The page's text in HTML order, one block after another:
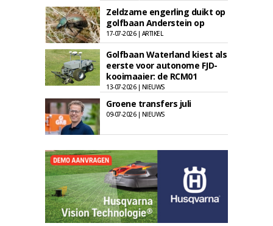
Zeldzame engerling duikt op
golfbaan Anderstein op
17-07-2026 | ARTIKEL
Golfbaan Waterland kiest als
eerste voor autonome FJD-
kooimaaier: de RCM01
13-07-2026 | NIEUWS
Groene transfers juli
09-07-2026 | NIEUWS